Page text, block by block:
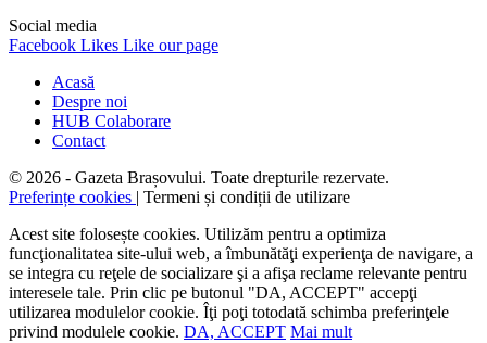
Social media
Facebook Likes Like our page
Acasă
Despre noi
HUB Colaborare
Contact
© 2026 - Gazeta Brașovului. Toate drepturile rezervate.
Preferințe cookies | Termeni și condiții de utilizare
Acest site folosește cookies. Utilizăm pentru a optimiza
funcţionalitatea site-ului web, a îmbunătăţi experienţa de navigare, a
se integra cu reţele de socializare şi a afişa reclame relevante pentru
interesele tale. Prin clic pe butonul "DA, ACCEPT" accepţi
utilizarea modulelor cookie. Îţi poţi totodată schimba preferinţele
privind modulele cookie. DA, ACCEPT Mai mult